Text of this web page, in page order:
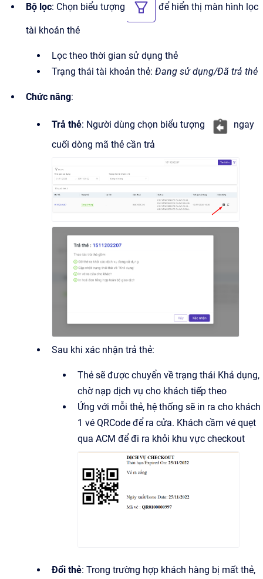
Bộ lọc: Chọn biểu tượng để hiển thị màn hình lọc
tài khoản thẻ
Lọc theo thời gian sử dụng thẻ
Trạng thái tài khoản thẻ: Đang sử dụng/Đã trả thẻ
Chức năng:
Trả thẻ: Người dùng chọn biểu tượng
ngay
cuối dòng mã thẻ cần trả
Sau khi xác nhận trả thẻ:
Thẻ sẽ được chuyển về trạng thái Khả dụng,
chờ nạp dịch vụ cho khách tiếp theo
Ứng với mỗi thẻ, hệ thống sẽ in ra cho khách
1 vé QRCode để ra cửa. Khách cầm vé quẹt
qua ACM để đi ra khỏi khu vực checkout
Đổi thẻ: Trong trường hợp khách hàng bị mất thẻ,